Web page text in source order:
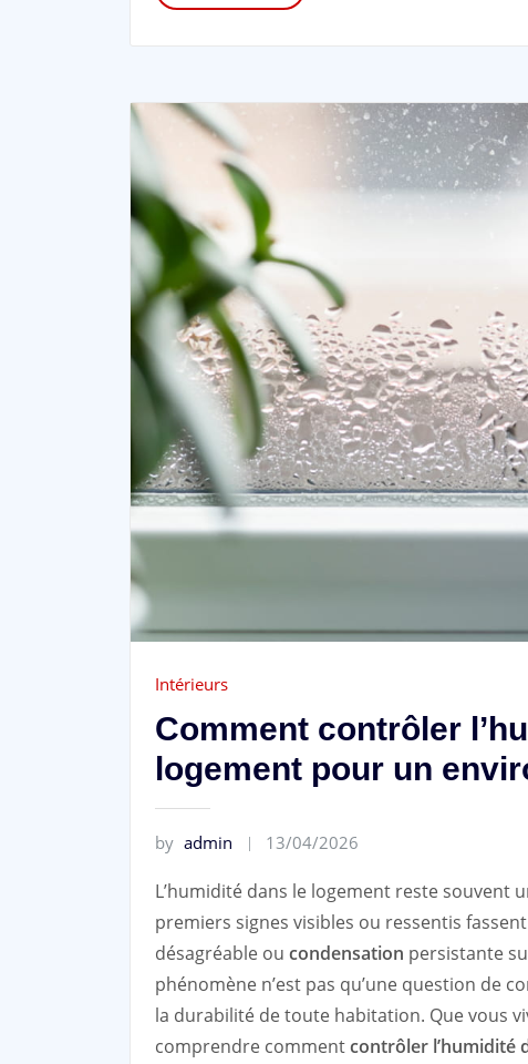
Intérieurs
Comment contrôler
logement pour un
by admin 13/04/2026
L’humidité dans le logement reste souvent
premiers signes visibles ou ressentis
désagréable ou condensation persistante
phénomène n’est pas qu’une question de
la durabilité de toute habitation. Que vous
comprendre commentcontrôler l’humidité